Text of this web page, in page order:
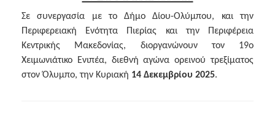
Σε συνεργασία με το Δήμο Δίου-Ολύμπου, και την
Περιφερειακή Ενότητα Πιερίας και την Περιφέρεια
Κεντρικής Μακεδονίας, διοργανώνουν τον 19ο
Χειμωνιάτικο Ενιπέα, διεθνή αγώνα ορεινού τρεξίματος
στον Όλυμπο, την Κυριακή 14 Δεκεμβρίου 2025.